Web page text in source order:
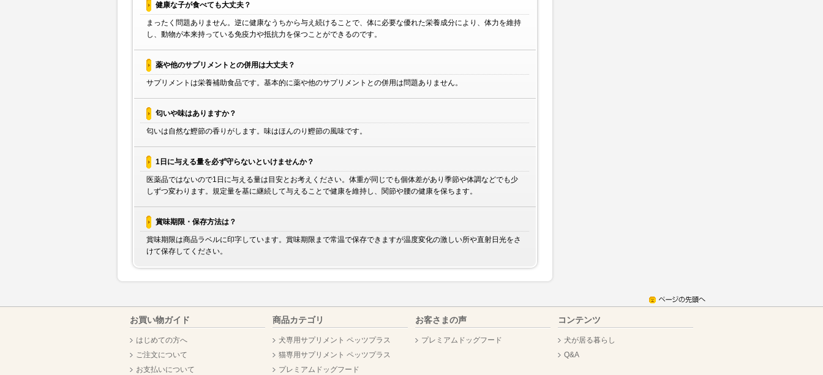
健康な子が食べても大丈夫？
まったく問題ありません。逆に健康なうちから与え続けることで、体に必要な優れた栄養成分により、体力を維持
し、動物が本来持っている免疫力や抵抗力を保つことができるのです。
薬や他のサプリメントとの併用は大丈夫？
サプリメントは栄養補助食品です。基本的に薬や他のサプリメントとの併用は問題ありません。
匂いや味はありますか？
匂いは自然な鰹節の香りがします。味はほんのり鰹節の風味です。
1日に与える量を必ず守らないといけませんか？
医薬品ではないので1日に与える量は目安とお考えください。体重が同じでも個体差があり季節や体調などでも少
しずつ変わります。規定量を基に継続して与えることで健康を維持し、関節や腰の健康を保ちます。
賞味期限・保存方法は？
賞味期限は商品ラベルに印字しています。賞味期限まで常温で保存できますが温度変化の激しい所や直射日光をさ
けて保存してください。
お買い物ガイド
はじめての方へ
ご注文について
お支払いについて
商品カテゴリ
犬専用サプリメント ペッツプラス
猫専用サプリメント ペッツプラス
プレミアムドッグフード
お客さまの声
プレミアムドッグフード
コンテンツ
犬が居る暮らし
Q&A